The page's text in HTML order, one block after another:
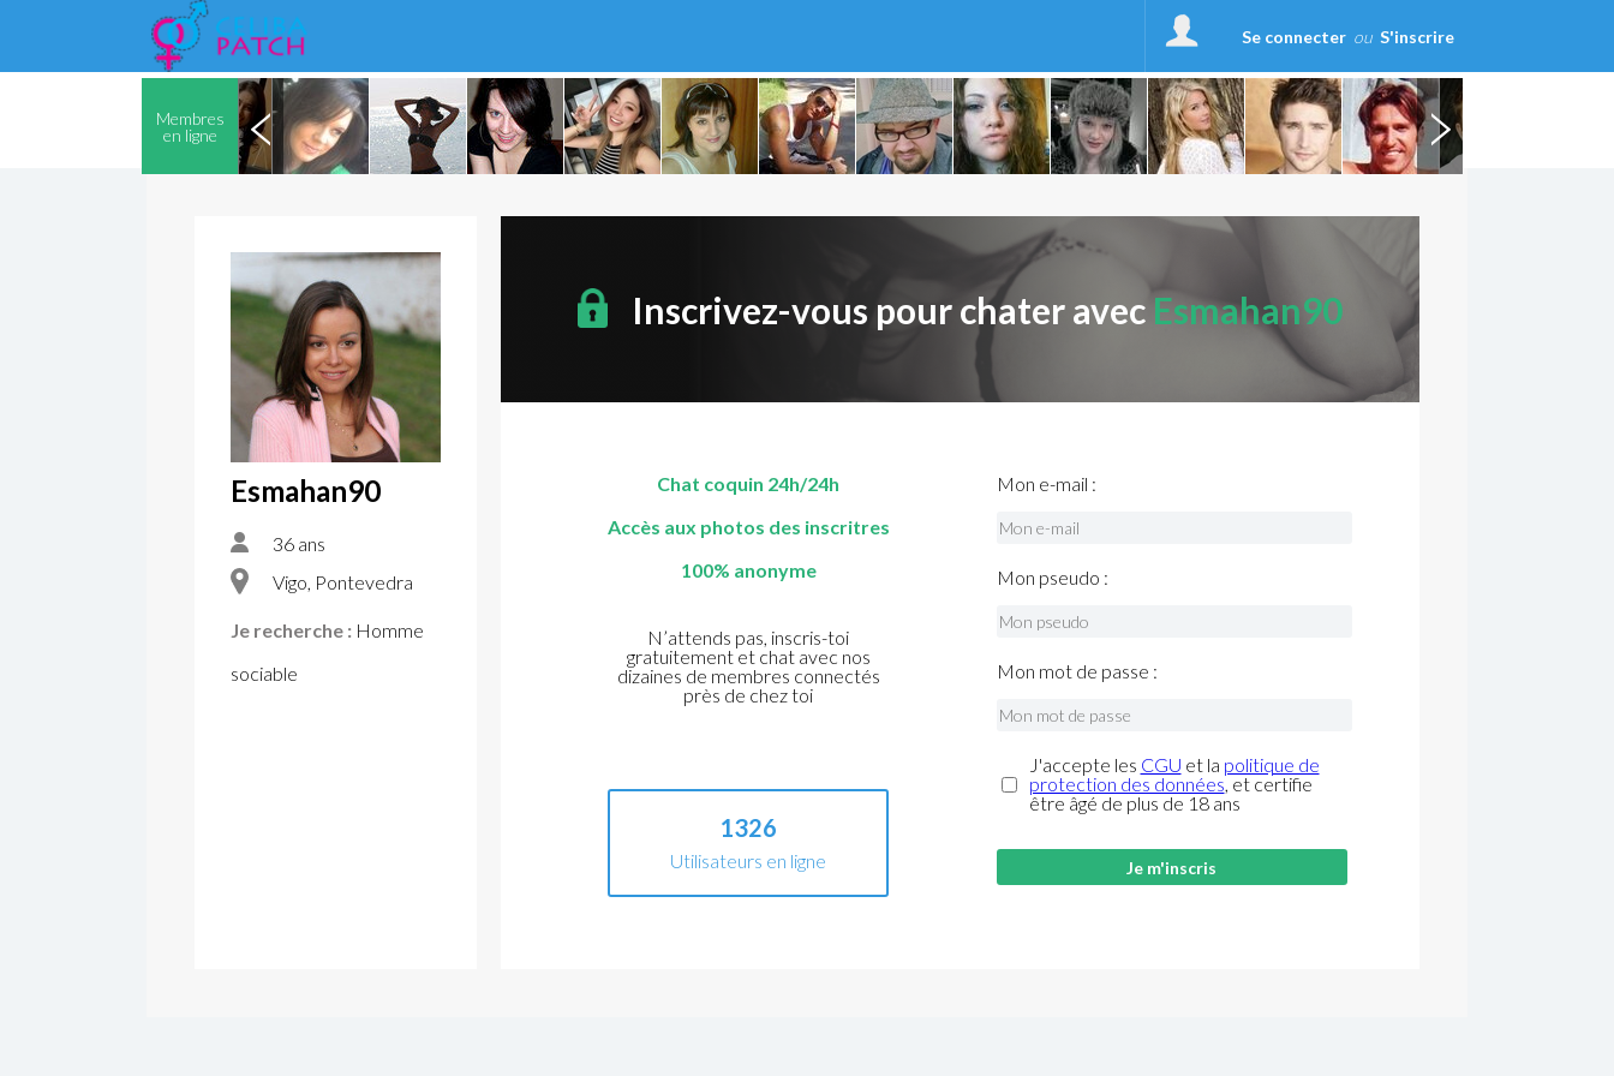
Se connecter ou S'inscrire
Membres
en ligne
Esmahan90
36 ans
Vigo, Pontevedra
Je recherche : Homme
sociable
Inscrivez-vous pour chater avec Esmahan90
Chat coquin 24h/24h
Accès aux photos des inscritres
100% anonyme
N’attends pas, inscris-toi
gratuitement et chat avec nos
dizaines de membres connectés
près de chez toi
1326
Utilisateurs en ligne
Mon e-mail :
Mon pseudo :
Mon mot de passe :
J'accepte les CGU et la politique de
protection des données, et certifie
être âgé de plus de 18 ans